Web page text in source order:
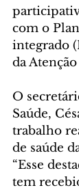
com o
integrado
da Atenção
O
Saúde,
trabalho
de saúde
“Esse
tem